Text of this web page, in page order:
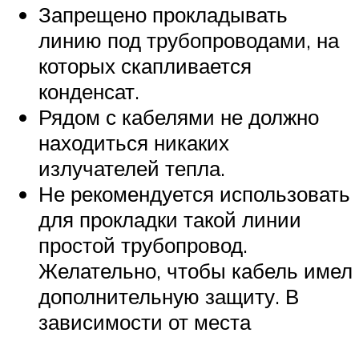
Запрещено прокладывать
линию под трубопроводами, на
которых скапливается
конденсат.
Рядом с кабелями не должно
находиться никаких
излучателей тепла.
Не рекомендуется использовать
для прокладки такой линии
простой трубопровод.
Желательно, чтобы кабель имел
дополнительную защиту. В
зависимости от места